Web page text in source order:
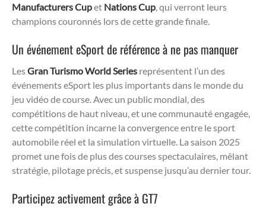
Manufacturers Cupet Nations Cup, qui verront leurs
champions couronnés lors de cette grande finale.
Un événement eSport de référence à ne pas manquer
LesGran Turismo World Series représentent l’un des
événements eSport les plus importants dans le monde du
jeu vidéo de course. Avec un public mondial, des
compétitions de haut niveau, et une communauté engagée,
cette compétition incarne la convergence entre le sport
automobile réel et la simulation virtuelle. La saison 2025
promet une fois de plus des courses spectaculaires, mêlant
stratégie, pilotage précis, et suspense jusqu’au dernier tour.
Participez activement grâce à GT7